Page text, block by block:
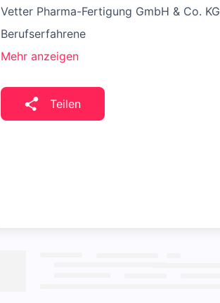
Vetter Pharma-Fertigung GmbH & Co. KG
Berufserfahrene
Mehr anzeigen
Teilen